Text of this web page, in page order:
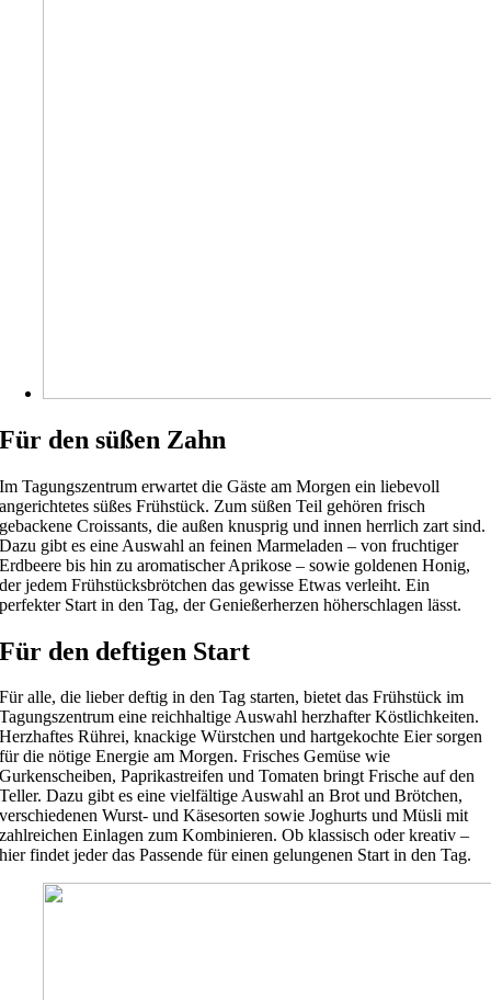
Für den süßen Zahn
Im Tagungszentrum erwartet die Gäste am Morgen ein liebevoll
angerichtetes süßes Frühstück. Zum süßen Teil gehören frisch
gebackene Croissants, die außen knusprig und innen herrlich zart sind.
Dazu gibt es eine Auswahl an feinen Marmeladen – von fruchtiger
Erdbeere bis hin zu aromatischer Aprikose – sowie goldenen Honig,
der jedem Frühstücksbrötchen das gewisse Etwas verleiht. Ein
perfekter Start in den Tag, der Genießerherzen höherschlagen lässt.
Für den deftigen Start
Für alle, die lieber deftig in den Tag starten, bietet das Frühstück im
Tagungszentrum eine reichhaltige Auswahl herzhafter Köstlichkeiten.
Herzhaftes Rührei, knackige Würstchen und hartgekochte Eier sorgen
für die nötige Energie am Morgen. Frisches Gemüse wie
Gurkenscheiben, Paprikastreifen und Tomaten bringt Frische auf den
Teller. Dazu gibt es eine vielfältige Auswahl an Brot und Brötchen,
verschiedenen Wurst- und Käsesorten sowie Joghurts und Müsli mit
zahlreichen Einlagen zum Kombinieren. Ob klassisch oder kreativ –
hier findet jeder das Passende für einen gelungenen Start in den Tag.